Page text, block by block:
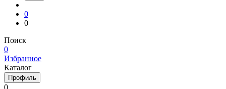
0
0
Поиск
0
Избранное
Каталог
Профиль
0